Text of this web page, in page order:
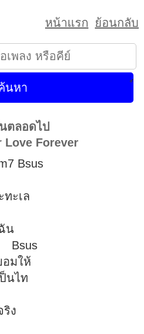
หน้าแรก ย้อนกลับ
ตลอดไป
Love Forever
Bsus
ะเล
น
มให้
นไท
ง